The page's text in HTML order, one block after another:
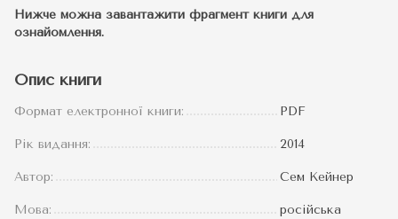
Нижче можна завантажити фрагмент книги для
ознайомлення.
Опис книги
Формат електронної книги: PDF
Рік видання: 2014
Автор: Сем Кейнер
Мова: російська